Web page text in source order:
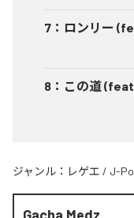
7 ： ロンリー
8 ： この道
ジャンル： レゲエ / J-